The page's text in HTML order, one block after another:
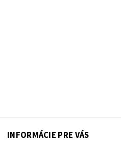
INFORMÁCIE PRE VÁS